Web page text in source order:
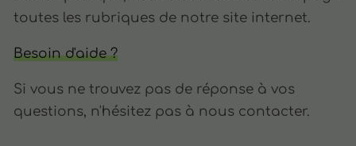
toutes les rubriques de notre site internet.​​
Besoin d'aide ?
Si vous ne trouvez pas de réponse à vos
questions, n'hésitez pas à nous contacter.